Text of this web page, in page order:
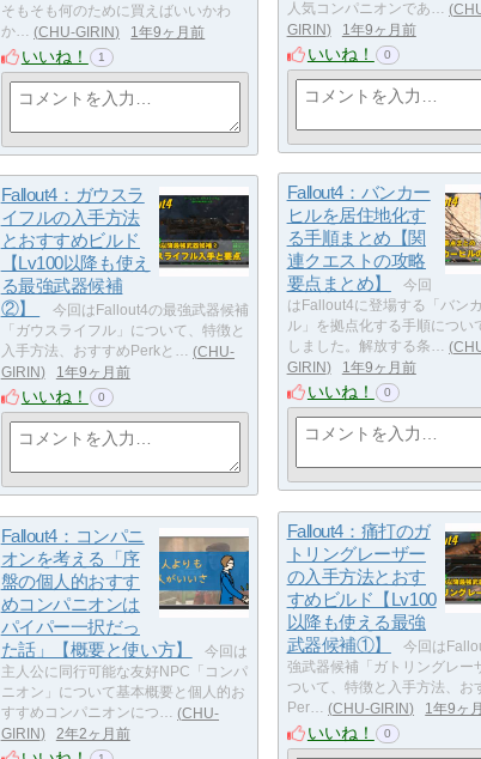
そもそも何のために買えばいいかわ
か…
CHU-GIRIN 1年9ヶ月前
いいね！ 1
人気コンパニオンであ…
GIRIN
1年9ヶ月前
いいね！ 0
Fallout4：バンカー
ヒルを居住地化す
る手順まとめ【関
連クエストの攻略
要点まとめ】
今回
はFallout4に登場する「バン
ル」を拠点化する手順につい
しました。解放する条…
GIRIN
1年9ヶ月前
いいね！ 0
Fallout4：ガウスラ
イフルの入手方法
とおすすめビルド
【Lv100以降も使え
る最強武器候補
②】
今回はFallout4の最強武器候補
「ガウスライフル」について、特徴と
入手方法、おすすめPerkと…
CHU-
GIRIN
1年9ヶ月前
いいね！ 0
Fallout4：痛打のガ
トリングレーザー
の入手方法とおす
すめビルド【Lv100
以降も使える最強
武器候補①】
今回は
強武器候補「ガトリングレー
ついて、特徴と入手方法、お
Per…
CHU-GIRIN 1年9ヶ
いいね！ 0
Fallout4：コンパニ
オンを考える「序
盤の個人的おすす
めコンパニオンは
パイパー一択だっ
た話」【概要と使い方】
今回は
主人公に同行可能な友好NPC「コンパ
ニオン」について基本概要と個人的お
すすめコンパニオンにつ…
CHU-
GIRIN
2年2ヶ月前